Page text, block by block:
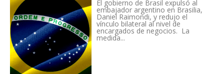
El gobierno de Brasil expulsó al
embajador argentino en Brasilia,
Daniel Raimondi, y redujo el
vínculo bilateral al nivel de
encargados de negocios. La
medida...